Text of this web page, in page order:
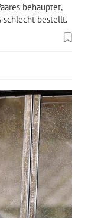
behauptet,
schlecht bestellt.